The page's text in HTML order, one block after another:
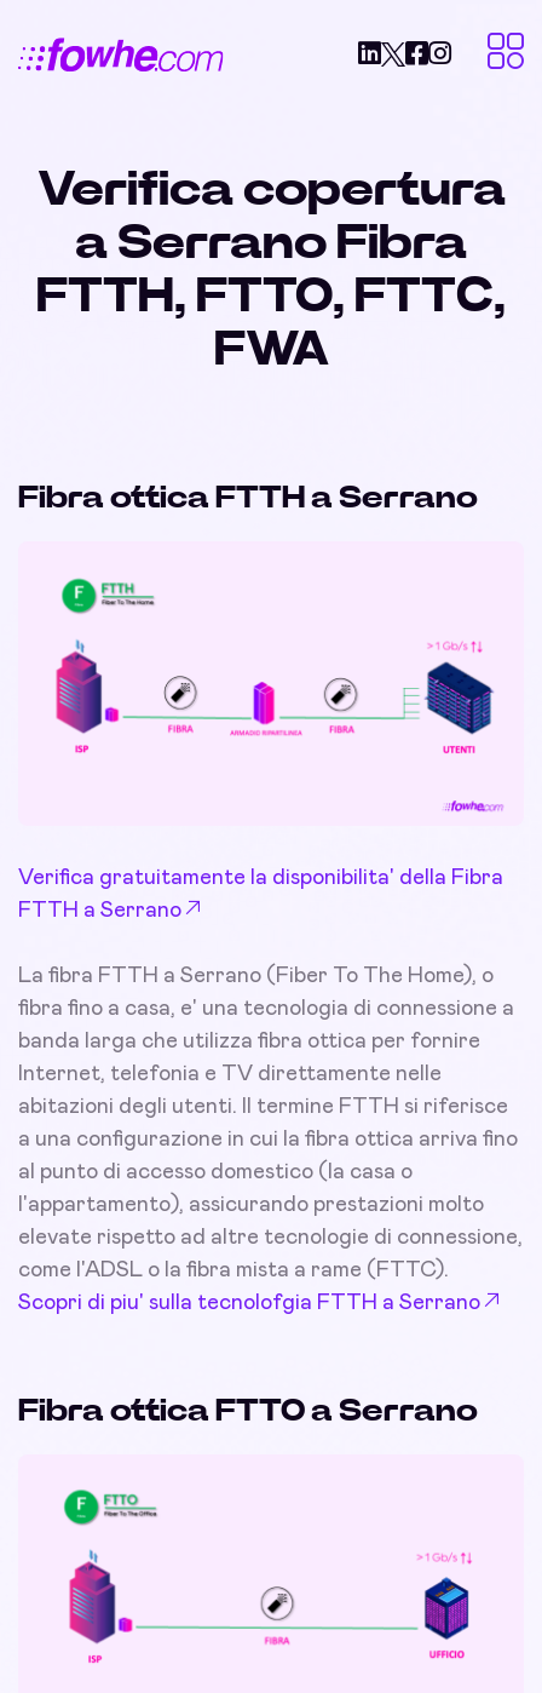
Verifica copertura
a Serrano Fibra
FTTH, FTTO, FTTC,
FWA
Fibra ottica FTTH a Serrano
Verifica gratuitamente la disponibilita' della Fibra
FTTH a Serrano
La fibra FTTH a Serrano (Fiber To The Home), o
fibra fino a casa, e' una tecnologia di connessione a
banda larga che utilizza fibra ottica per fornire
Internet, telefonia e TV direttamente nelle
abitazioni degli utenti. Il termine FTTH si riferisce
a una configurazione in cui la fibra ottica arriva fino
al punto di accesso domestico (la casa o
l'appartamento), assicurando prestazioni molto
elevate rispetto ad altre tecnologie di connessione,
come l'ADSL o la fibra mista a rame (FTTC).
Scopri di piu' sulla tecnolofgia FTTH a Serrano
Fibra ottica FTTO a Serrano